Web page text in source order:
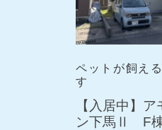
ペットが飼え
す
【入居中】
ン下馬Ⅱ F